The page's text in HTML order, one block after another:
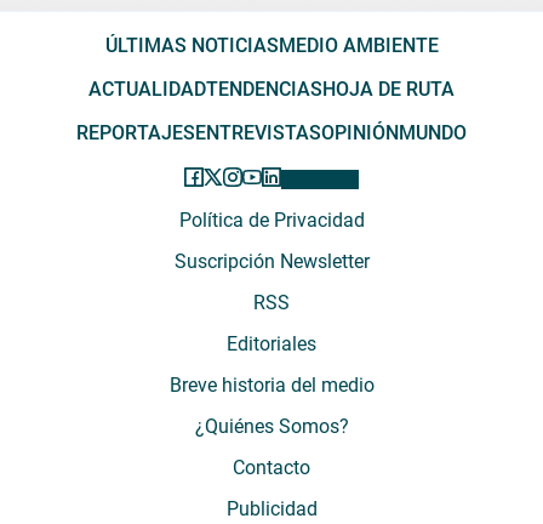
ÚLTIMAS NOTICIAS MEDIO AMBIENTE
ACTUALIDADTENDENCIAS HOJA DE RUTA
REPORTAJES ENTREVISTASOPINIÓN MUNDO
Política de Privacidad
Suscripción Newsletter
RSS
Editoriales
Breve historia del medio
¿Quiénes Somos?
Contacto
Publicidad